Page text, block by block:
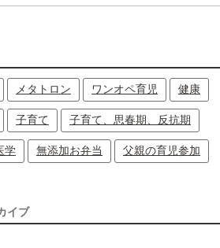
メタトロン ワンオペ育児 健康
子育て 子育て、思春期、反抗期
学 無添加お弁当 父親の育児参加
イブ